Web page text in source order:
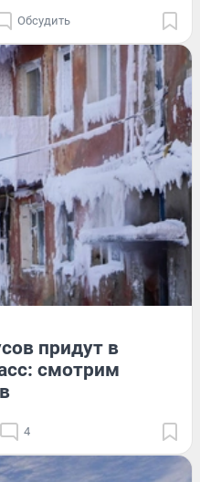
Обсудить
придут в
смотрим
4